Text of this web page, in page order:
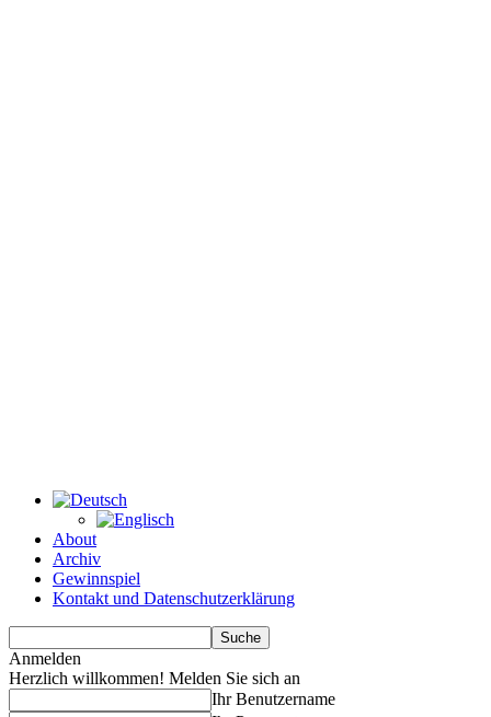
About
Archiv
Gewinnspiel
Kontakt und Datenschutzerklärung
Anmelden
Herzlich willkommen! Melden Sie sich an
Ihr Benutzername